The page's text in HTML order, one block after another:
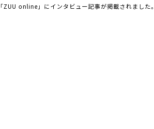
「ZUU online」にインタビュー記事が掲載されました。